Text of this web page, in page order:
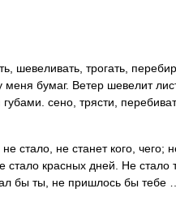
шевеливать, трогать,
бумаг. Ветер шевелит
сено, трясти,
не станет кого, чего;
стало красных дней. Не
бы ты, не пришлось бы тебе …